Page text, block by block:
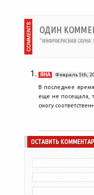
ОДИН
“ИНФРАКРАСНАЯ
ЯНА Февраль 5th,
В последнее
еще не посещала,
смогу
ОСТАВИТЬ